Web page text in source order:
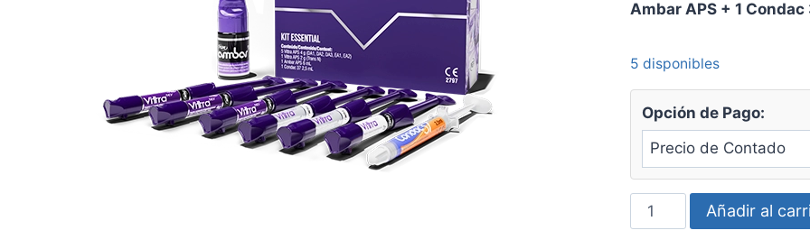
Ambar APS + 1 Condac
5 disponibles
Opción de Pago:
Kit
de
Añadir al